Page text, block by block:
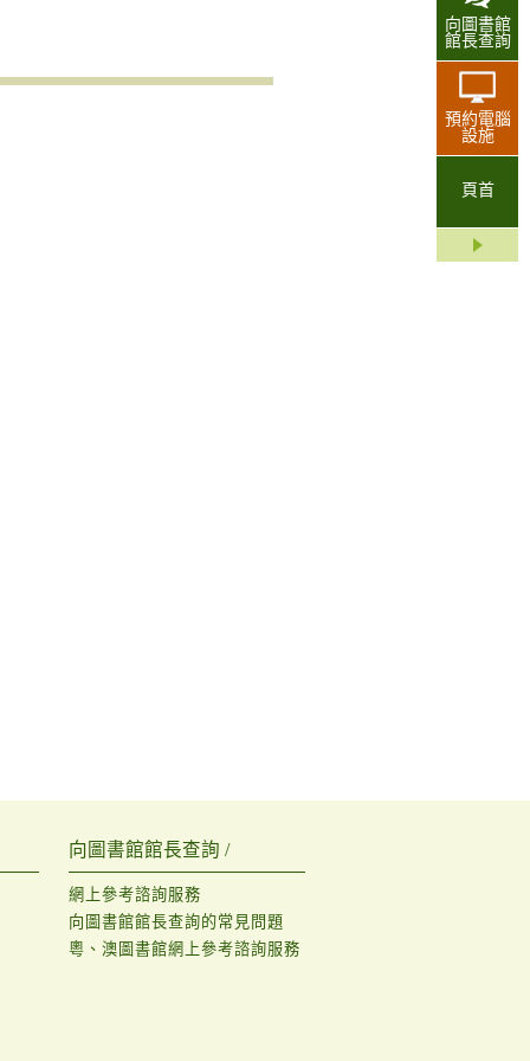
向圖書館
館長查詢
預約電腦
設施
頁首
向圖書館館長查詢 /
網上參考諮詢服務
向圖書館館長查詢的常見問題
粵、澳圖書館網上參考諮詢服務